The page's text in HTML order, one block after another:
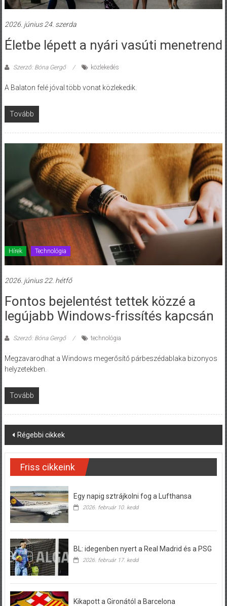
2026. június 24. szerda
Életbe lépett a nyári vasúti menetrend
Szerző: Bóna Gergő közlekedés
A Balaton felé jóval több vonat közlekedik.
Tovább
Hírek Technológia
2026. június 22. hétfő
Fontos bejelentést tettek közzé a
legújabb Windows-frissítés kapcsán
Szerző: Bóna Gergő technológia
Megzavarodhat a Windows megerősítő párbeszédablaka bizonyos
helyzetekben.
Tovább
Posts
navigation
Régebbi cikkek
Friss cikkeink
Egy napig sztrájkolni fog a Lufthansa
2026. február 10. kedd
BL: idegenben nyert a Real Madrid és a PSG
2026. február 17. kedd
Kikapott a Gironától a Barcelona